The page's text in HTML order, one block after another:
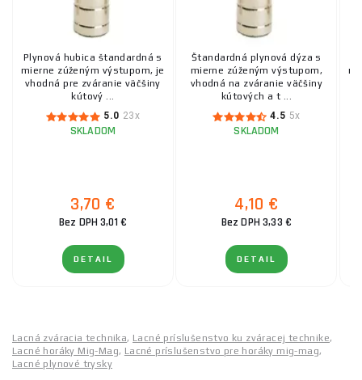
Plynová hubica štandardná s
mierne zúženým výstupom, je
vhodná pre zváranie väčšiny
kútový ...
5.0 23x
SKLADOM
3,70 €
Bez DPH 3,01 €
DETAIL
Štandardná plynová dýza s
mierne zúženým výstupom,
vhodná na zváranie väčšiny
kútových a t ...
4.5 5x
SKLADOM
4,10 €
Bez DPH 3,33 €
DETAIL
Lacná zváracia technika, Lacné príslušenstvo ku zváracej technike,
Lacné horáky Mig-Mag, Lacné príslušenstvo pre horáky mig-mag,
Lacné plynové trysky